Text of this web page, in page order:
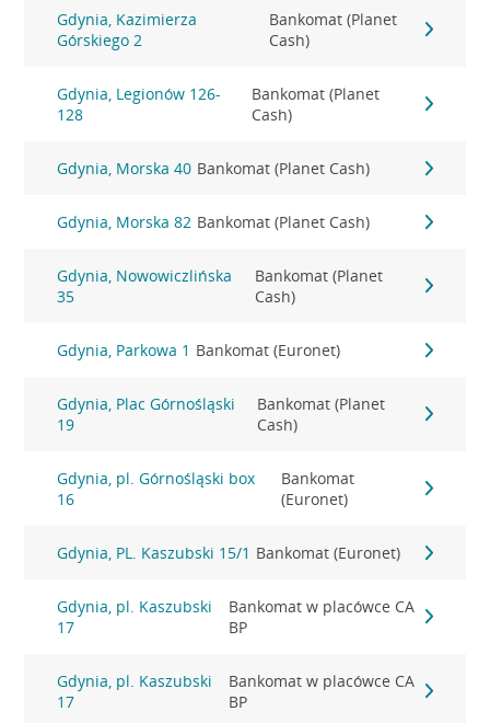
Gdynia, Kazimierza
Górskiego 2
Bankomat (Planet
Cash)
Gdynia, Legionów 126-
128
Bankomat (Planet
Cash)
Gdynia, Morska 40 Bankomat (Planet Cash)
Gdynia, Morska 82 Bankomat (Planet Cash)
Gdynia, Nowowiczlińska
35
Bankomat (Planet
Cash)
Gdynia, Parkowa 1 Bankomat (Euronet)
Gdynia, Plac Górnośląski
19
Bankomat (Planet
Cash)
Gdynia, pl. Górnośląski box
16
Bankomat
(Euronet)
Gdynia, PL. Kaszubski 15/1 Bankomat (Euronet)
Gdynia, pl. Kaszubski
17
Bankomat w placówce CA
BP
Gdynia, pl. Kaszubski
17
Bankomat w placówce CA
BP